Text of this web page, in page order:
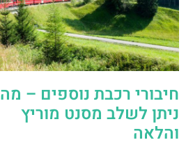
חיבורי רכבת נוספים – מה
ניתן לשלב מסנט מוריץ
והלאה